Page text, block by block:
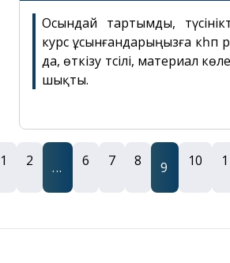
Осындай тартымды,
курс ұсынғандарыңызға кһп
да, өткізу тәсілі, материал
шықты.
1 2 ... 6 7 8 9 10